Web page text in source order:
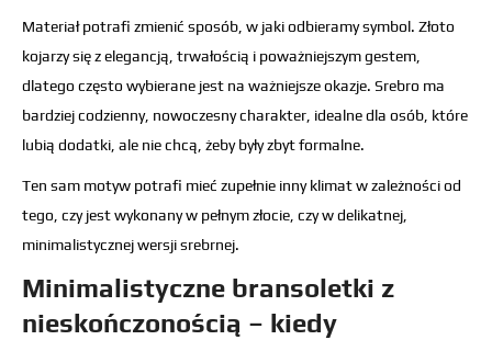
Materiał potrafi zmienić sposób, w jaki odbieramy symbol. Złoto
kojarzy się z elegancją, trwałością i poważniejszym gestem,
dlatego często wybierane jest na ważniejsze okazje. Srebro ma
bardziej codzienny, nowoczesny charakter, idealne dla osób, które
lubią dodatki, ale nie chcą, żeby były zbyt formalne.
Ten sam motyw potrafi mieć zupełnie inny klimat w zależności od
tego, czy jest wykonany w pełnym złocie, czy w delikatnej,
minimalistycznej wersji srebrnej.
Minimalistyczne bransoletki z
nieskończonością – kiedy